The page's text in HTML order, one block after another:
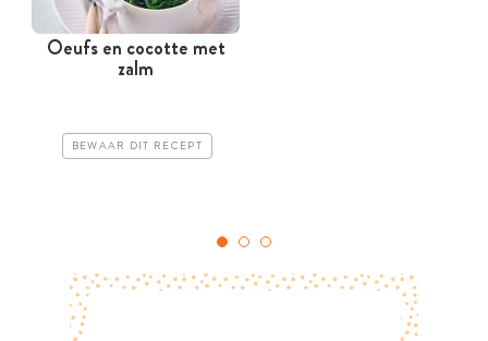
Oeufs en cocotte met
zalm
BEWAAR DIT RECEPT